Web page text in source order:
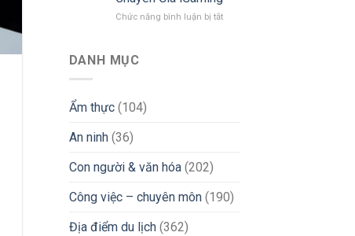
“Xương
Nghiệm
Chức năng bình luận bị tắtở
Tế
Từ
DANH MỤC
Ẩm thực(104)
An ninh(36)
Con người & văn hóa(202)
Công việc – chuyên môn(190)
Địa điểm du lịch(362)